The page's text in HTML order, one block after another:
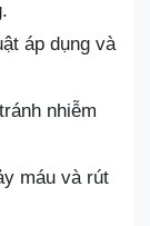
áp dụng và
nhiễm
máu và rút